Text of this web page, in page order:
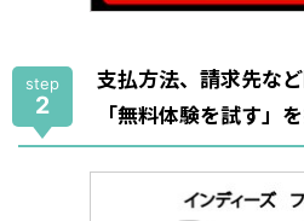
step
2
支払方法、請求先な
「無料体験を試す」を